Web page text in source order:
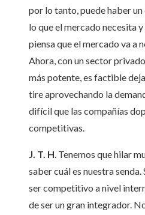
por lo tanto, puede haber
lo que el mercado necesita y
piensa que el mercado va a
Ahora, con un sector
más potente, es factible
tire aprovechando la
difícil que las compañías
competitivas.
J. T. H. Tenemos que hilar
saber cuál es nuestra senda.
ser competitivo a nivel
de ser un gran integrador.